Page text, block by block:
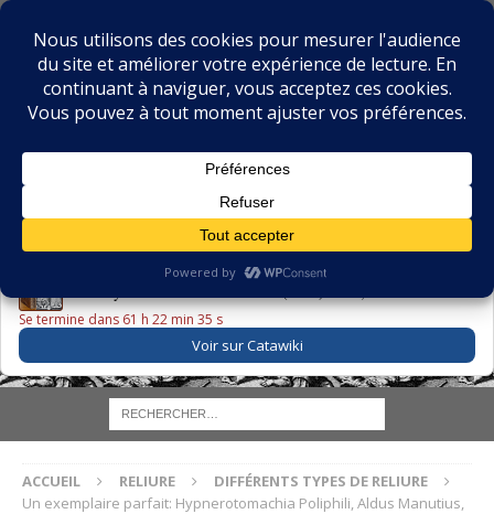
BIBLIOPHILIE.COM
LE BLOG DU BIBLIOPHILE, DES BIBLIOPHILES, DE LA
LE LIVRE DU JOUR
Se termine dans 61 h 22 min 34 s
Voir sur Catawiki
ACCUEIL RELIURE
DIFFÉRENTS TYPES DE RELIURE
Un exemplaire parfait: Hypnerotomachia Poliphili, Aldus Manutius,